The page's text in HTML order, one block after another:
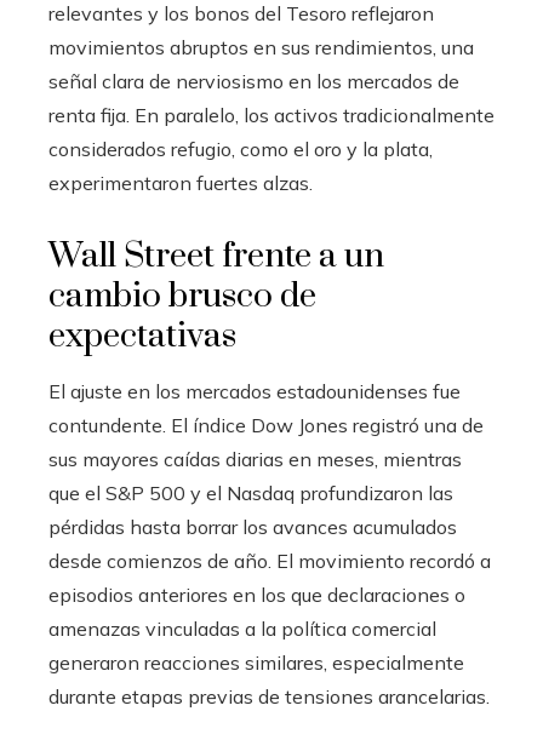
relevantes y los bonos del Tesoro reflejaron
movimientos abruptos en sus rendimientos, una
señal clara de nerviosismo en los mercados de
renta fija. En paralelo, los activos tradicionalmente
considerados refugio, como el oro y la plata,
experimentaron fuertes alzas.
Wall Street frente a un
cambio brusco de
expectativas
El ajuste en los mercados estadounidenses fue
contundente. El índice Dow Jones registró una de
sus mayores caídas diarias en meses, mientras
que el S&P 500 y el Nasdaq profundizaron las
pérdidas hasta borrar los avances acumulados
desde comienzos de año. El movimiento recordó a
episodios anteriores en los que declaraciones o
amenazas vinculadas a la política comercial
generaron reacciones similares, especialmente
durante etapas previas de tensiones arancelarias.